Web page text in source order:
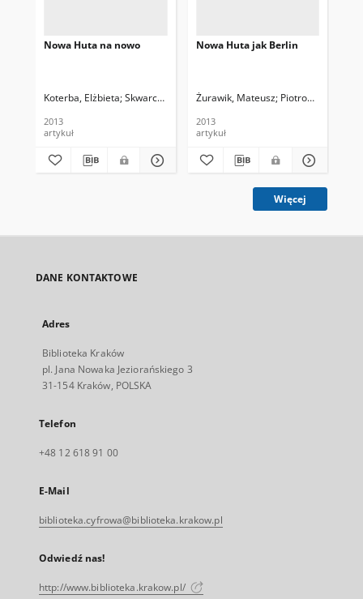
Nowa Huta na nowo
Koterba, Elżbieta Skwarczek, Mateusz. Fot. Żurawik, Mateusz, Rozm.
2013
artykuł
Nowa Huta jak Berlin
Żurawik, Mateusz Piotrowski, Paweł.
2013
artykuł
Więcej
DANE KONTAKTOWE
Adres
Biblioteka Kraków
pl. Jana Nowaka Jeziorańskiego 3
31-154 Kraków, POLSKA
Telefon
+48 12 618 91 00
E-Mail
biblioteka.cyfrowa@biblioteka.krakow.pl
Odwiedź nas!
http://www.biblioteka.krakow.pl/